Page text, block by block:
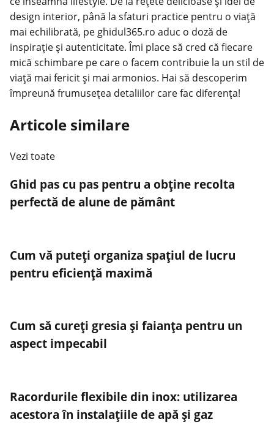
design interior, până la sfaturi practice pentru o viață
mai echilibrată, pe ghidul365.ro aduc o doză de
inspirație și autenticitate. Îmi place să cred că fiecare
mică schimbare pe care o facem contribuie la un stil de
viață mai fericit și mai armonios. Hai să descoperim
împreună frumusețea detaliilor care fac diferența!
Articole similare
Vezi toate
Ghid pas cu pas pentru a obține recolta
perfectă de alune de pământ
Cum vă puteți organiza spațiul de lucru
pentru eficiență maximă
Cum să cureți gresia și faianța pentru un
aspect impecabil
Racordurile flexibile din inox: utilizarea
acestora în instalațiile de apă și gaz